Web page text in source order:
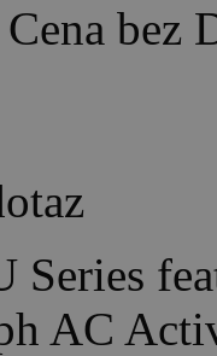
Cena bez
Series
AC